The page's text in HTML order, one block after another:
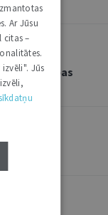
būvniecības
Ar Jūsu
citas –
Jūs